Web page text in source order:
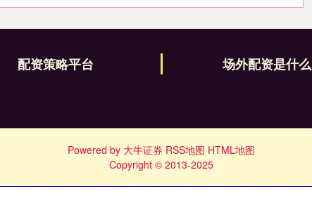
配资策略平台 场外配资是什么
Powered by 大牛证券 RSS地图 HTML地图
Copyright © 2013-2025